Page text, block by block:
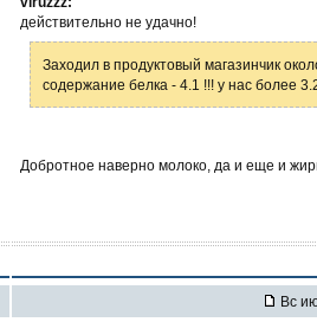
действительно не удачно!
Заходил в продуктовый магазинчик
содержание белка - 4.1 !!! у нас более
Добротное наверно молоко, да и еще и
Вс